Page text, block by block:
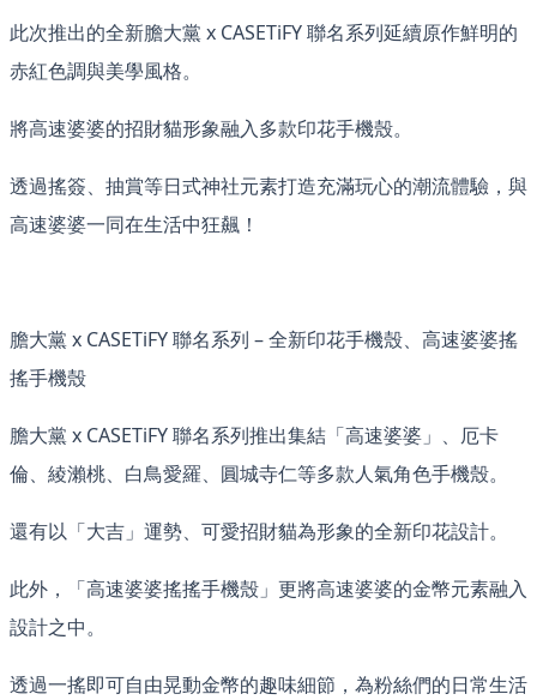
此次推出的全新膽大黨 x CASETiFY 聯名系列延續原作鮮明的
赤紅色調與美學風格。
將高速婆婆的招財貓形象融入多款印花手機殼。
透過搖簽、抽賞等日式神社元素打造充滿玩心的潮流體驗，與
高速婆婆一同在生活中狂飆！
膽大黨 x CASETiFY 聯名系列 – 全新印花手機殼、高速婆婆搖
搖手機殼
膽大黨 x CASETiFY 聯名系列推出集結「高速婆婆」、厄卡
倫、綾瀨桃、白鳥愛羅、圓城寺仁等多款人氣角色手機殼。
還有以「大吉」運勢、可愛招財貓為形象的全新印花設計。
此外，「高速婆婆搖搖手機殼」更將高速婆婆的金幣元素融入
設計之中。
透過一搖即可自由晃動金幣的趣味細節，為粉絲們的日常生活